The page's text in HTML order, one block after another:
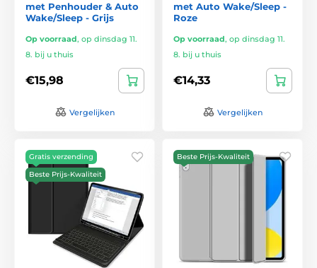
met Penhouder & Auto
Wake/Sleep - Grijs
Op voorraad, op dinsdag 11.
8. bij u thuis
€15,98
Vergelijken
met Auto Wake/Sleep -
Roze
Op voorraad, op dinsdag 11.
8. bij u thuis
€14,33
Vergelijken
Gratis verzending
Beste Prijs-Kwaliteit
Beste Prijs-Kwaliteit